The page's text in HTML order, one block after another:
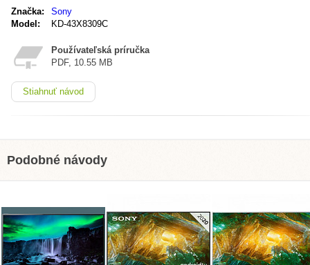
Značka:
Sony
Model:
KD-43X8309C
Používateľská príručka
PDF, 10.55 MB
Stiahnuť návod
Podobné návody